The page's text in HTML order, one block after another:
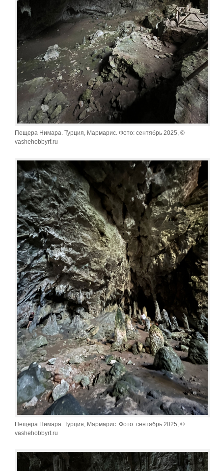
Пещера Нимара. Турция, Мармарис. Фото: сентябрь 2025, ©
vashehobbyrf.ru
Пещера Нимара. Турция, Мармарис. Фото: сентябрь 2025, ©
vashehobbyrf.ru